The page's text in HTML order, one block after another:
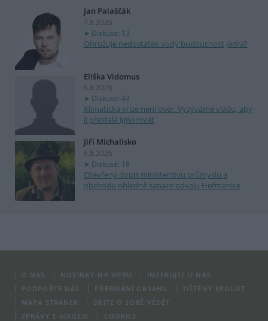
Jan Palaščák
7.8.2026
Diskuse: 13
Ohrožuje nedostatek vody budoucnost jádra?
Eliška Vidomus
6.8.2026
Diskuse: 43
Klimatická krize není over. Vyzýváme vládu, aby
ji přestala ignorovat
Jiří Michalisko
6.8.2026
Diskuse: 18
Otevřený dopis ministerstvu průmyslu a
obchodu ohledně sanace odvalu Heřmanice
O NÁS NOVINKY NA WEBU
INZERUJTE U NÁS
PODPOŘTE NÁS
PŘEBÍRÁNÍ OBSAHU
TIŠTĚNÝ EKOLIST
MAPA STRÁNEK
DEJTE O SOBĚ VĚDĚT
ZPRÁVY E-MAILEM
COOKIES